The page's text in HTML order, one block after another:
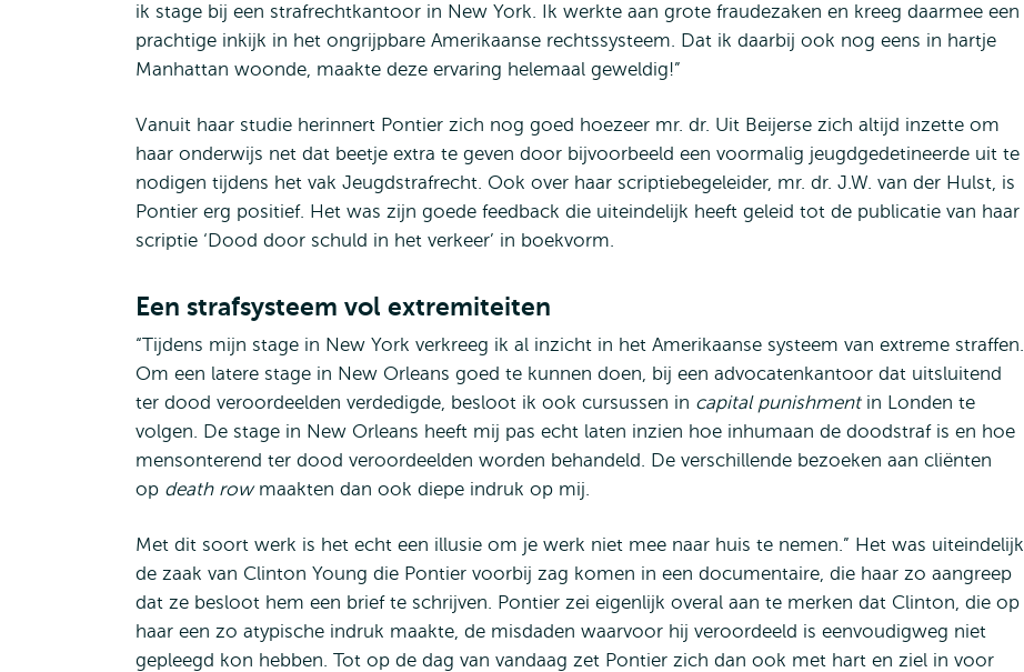
ik stage bij een strafrechtkantoor in New York. Ik werkte aan grote fraudezaken en kreeg daarmee een
prachtige inkijk in het ongrijpbare Amerikaanse rechtssysteem. Dat ik daarbij ook nog eens in hartje
Manhattan woonde, maakte deze ervaring helemaal geweldig!”
Vanuit haar studie herinnert Pontier zich nog goed hoezeer mr. dr. Uit Beijerse zich altijd inzette om
haar onderwijs net dat beetje extra te geven door bijvoorbeeld een voormalig jeugdgedetineerde uit te
nodigen tijdens het vak Jeugdstrafrecht. Ook over haar scriptiebegeleider, mr. dr. J.W. van der Hulst, is
Pontier erg positief. Het was zijn goede feedback die uiteindelijk heeft geleid tot de publicatie van haar
scriptie ‘Dood door schuld in het verkeer’ in boekvorm.
Een strafsysteem vol extremiteiten
“Tijdens mijn stage in New York verkreeg ik al inzicht in het Amerikaanse systeem van extreme straffen.
Om een latere stage in New Orleans goed te kunnen doen, bij een advocatenkantoor dat uitsluitend
ter dood veroordeelden verdedigde, besloot ik ook cursussen in capital punishmentin Londen te
volgen. De stage in New Orleans heeft mij pas echt laten inzien hoe inhumaan de doodstraf is en hoe
mensonterend ter dood veroordeelden worden behandeld. De verschillende bezoeken aan cliënten
op death rowmaakten dan ook diepe indruk op mij.
Met dit soort werk is het echt een illusie om je werk niet mee naar huis te nemen.” Het was uiteindelijk
de zaak van Clinton Young die Pontier voorbij zag komen in een documentaire, die haar zo aangreep
dat ze besloot hem een brief te schrijven. Pontier zei eigenlijk overal aan te merken dat Clinton, die op
haar een zo atypische indruk maakte, de misdaden waarvoor hij veroordeeld is eenvoudigweg niet
gepleegd kon hebben. Tot op de dag van vandaag zet Pontier zich dan ook met hart en ziel in voor